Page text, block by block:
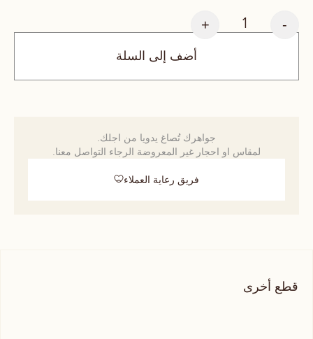
-
+
أضف إلى السلة
جواهرك تُصاغ يدويا من اجلك.
لمقاس او احجار غير المعروضة الرجاء التواصل معنا.
فريق رعاية العملاء
قطع أخرى